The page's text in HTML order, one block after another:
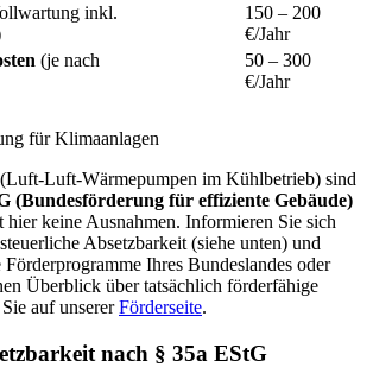
inkl.
150 – 200
€/Jahr
(je nach
50 – 300
€/Jahr
für Klimaanlagen
Luft-Wärmepumpen im Kühlbetrieb) sind
(Bundesförderung für effiziente Gebäude)
hier keine Ausnahmen. Informieren Sie sich
Absetzbarkeit (siehe unten) und
Ihres Bundeslandes oder
Überblick über tatsächlich förderfähige
auf unsererFörderseite.
nach § 35a EStG